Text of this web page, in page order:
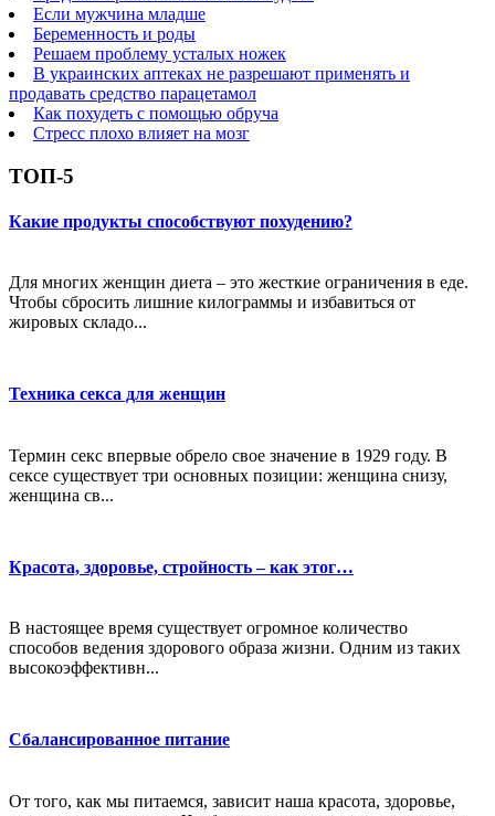
Если мужчина младше
Беременность и роды
Решаем проблему усталых ножек
В украинских аптеках не разрешают применять и
продавать средство парацетамол
Как похудеть с помощью обруча
Стресс плохо влияет на мозг
ТОП-5
Какие продукты способствуют похудению?
Для многих женщин диета – это жесткие ограничения в еде.
Чтобы сбросить лишние килограммы и избавиться от
жировых складо...
Техника секса для женщин
Термин секс впервые обрело свое значение в 1929 году. В
сексе существует три основных позиции: женщина снизу,
женщина св...
Красота, здоровье, стройность – как этог…
В настоящее время существует огромное количество
способов ведения здорового образа жизни. Одним из таких
высокоэффективн...
Сбалансированное питание
От того, как мы питаемся, зависит наша красота, здоровье,